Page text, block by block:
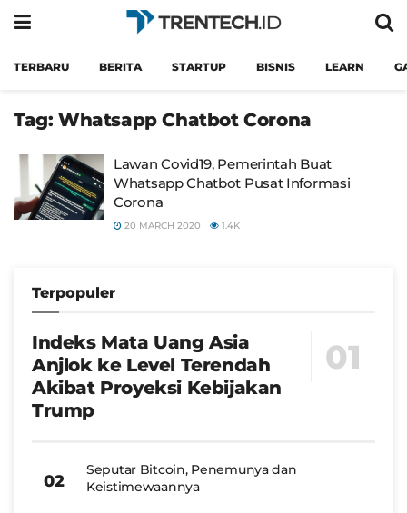
TERBARU BERITA STARTUP BISNIS LEARN
Tag: Whatsapp Chatbot Corona
Lawan Covid19, Pemerintah Buat
Whatsapp Chatbot Pusat Informasi
Corona
20 MARCH 2020 1.4K
Terpopuler
Indeks Mata Uang Asia
Anjlok ke Level Terendah
Akibat Proyeksi Kebijakan
Trump
Seputar Bitcoin, Penemunya dan
Keistimewaannya